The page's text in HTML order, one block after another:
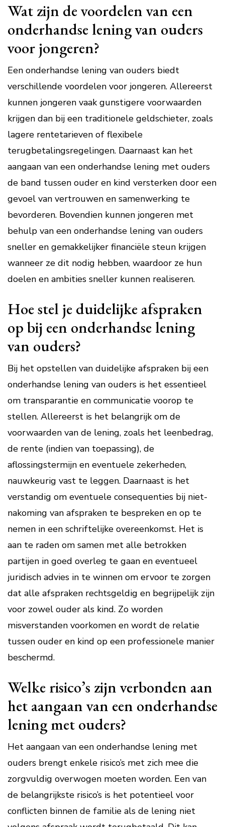
Wat zijn de voordelen van een
onderhandse lening van ouders
voor jongeren?
Een onderhandse lening van ouders biedt
verschillende voordelen voor jongeren. Allereerst
kunnen jongeren vaak gunstigere voorwaarden
krijgen dan bij een traditionele geldschieter, zoals
lagere rentetarieven of flexibele
terugbetalingsregelingen. Daarnaast kan het
aangaan van een onderhandse lening met ouders
de band tussen ouder en kind versterken door een
gevoel van vertrouwen en samenwerking te
bevorderen. Bovendien kunnen jongeren met
behulp van een onderhandse lening van ouders
sneller en gemakkelijker financiële steun krijgen
wanneer ze dit nodig hebben, waardoor ze hun
doelen en ambities sneller kunnen realiseren.
Hoe stel je duidelijke afspraken
op bij een onderhandse lening
van ouders?
Bij het opstellen van duidelijke afspraken bij een
onderhandse lening van ouders is het essentieel
om transparantie en communicatie voorop te
stellen. Allereerst is het belangrijk om de
voorwaarden van de lening, zoals het leenbedrag,
de rente (indien van toepassing), de
aflossingstermijn en eventuele zekerheden,
nauwkeurig vast te leggen. Daarnaast is het
verstandig om eventuele consequenties bij niet-
nakoming van afspraken te bespreken en op te
nemen in een schriftelijke overeenkomst. Het is
aan te raden om samen met alle betrokken
partijen in goed overleg te gaan en eventueel
juridisch advies in te winnen om ervoor te zorgen
dat alle afspraken rechtsgeldig en begrijpelijk zijn
voor zowel ouder als kind. Zo worden
misverstanden voorkomen en wordt de relatie
tussen ouder en kind op een professionele manier
beschermd.
Welke risico’s zijn verbonden aan
het aangaan van een onderhandse
lening met ouders?
Het aangaan van een onderhandse lening met
ouders brengt enkele risico’s met zich mee die
zorgvuldig overwogen moeten worden. Een van
de belangrijkste risico’s is het potentieel voor
conflicten binnen de familie als de lening niet